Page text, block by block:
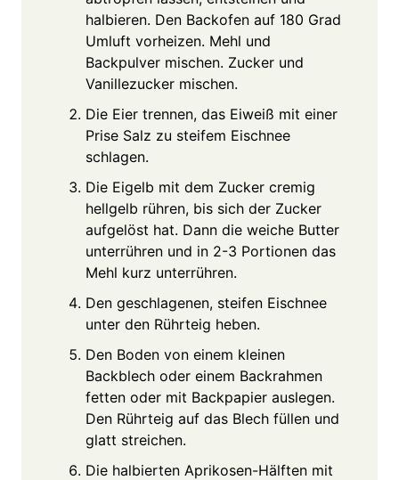
halbieren. Den Backofen auf 180 Grad
Umluft vorheizen. Mehl und
Backpulver mischen. Zucker und
Vanillezucker mischen.
Die Eier trennen, das Eiweiß mit einer
Prise Salz zu steifem Eischnee
schlagen.
Die Eigelb mit dem Zucker cremig
hellgelb rühren, bis sich der Zucker
aufgelöst hat. Dann die weiche Butter
unterrühren und in 2-3 Portionen das
Mehl kurz unterrühren.
Den geschlagenen, steifen Eischnee
unter den Rührteig heben.
Den Boden von einem kleinen
Backblech oder einem Backrahmen
fetten oder mit Backpapier auslegen.
Den Rührteig auf das Blech füllen und
glatt streichen.
Die halbierten Aprikosen-Hälften mit